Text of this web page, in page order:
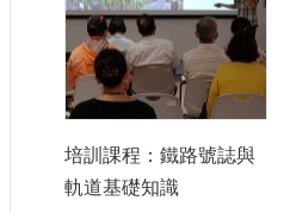
培訓課程：鐵路號誌與
軌道基礎知識